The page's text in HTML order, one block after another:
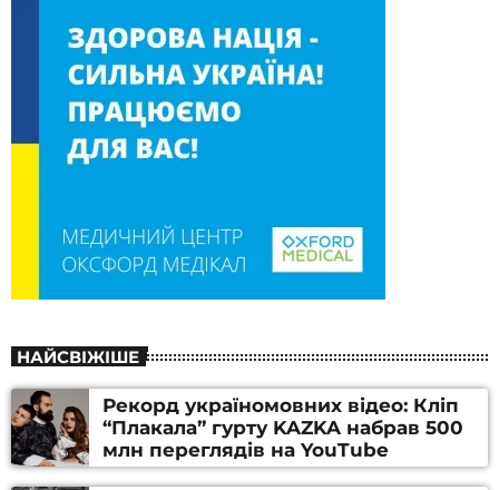
НАЙСВІЖІШЕ
Рекорд україномовних відео: Кліп
“Плакала” гурту KAZKA набрав 500
млн переглядів на YouTube